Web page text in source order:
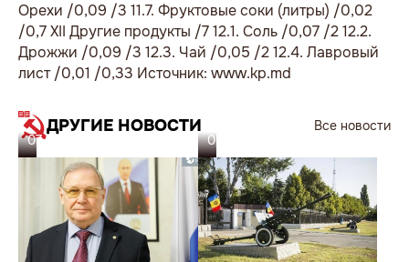
Орехи /0,09 /3 11.7. Фруктовые соки (литры) /0,02
/0,7 XII Другие продукты /7 12.1. Соль /0,07 /2 12.2.
Дрожжи /0,09 /3 12.3. Чай /0,05 /2 12.4. Лавровый
лист /0,01 /0,33 Источник: www.kp.md
ДРУГИЕ НОВОСТИ
Все новости
07.08.26
06.08.26